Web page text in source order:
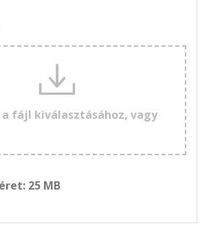
fájl kiválasztásához, vagy
25 MB